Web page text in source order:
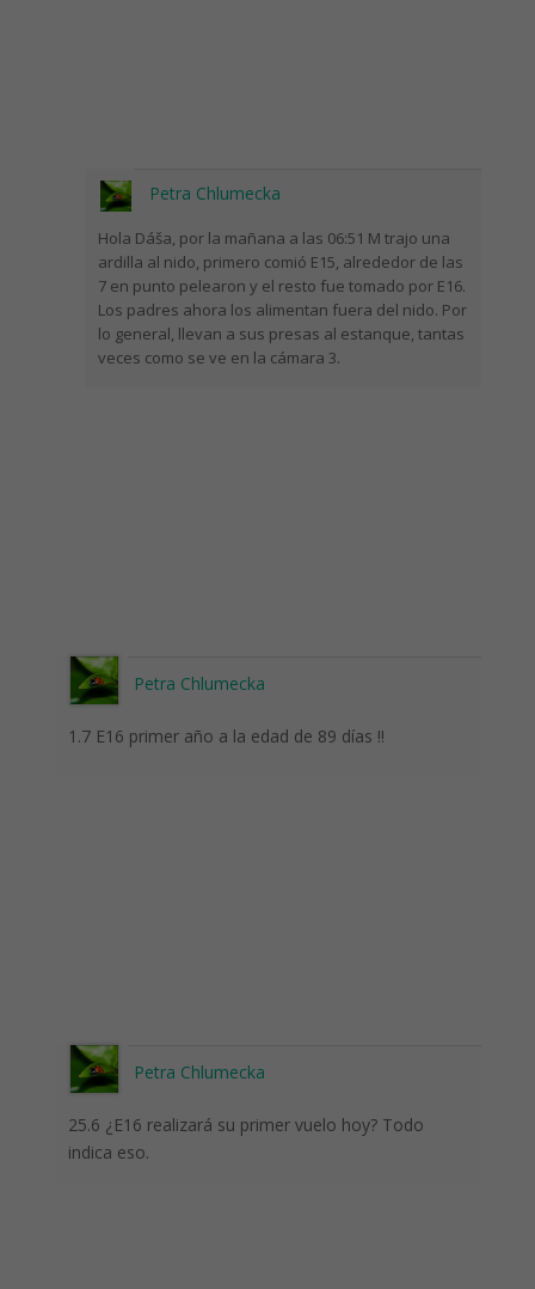
Petra Chlumecka
Hola Dáša, por la mañana a las 06:51 M trajo una
ardilla al nido, primero comió E15, alrededor de las
7 en punto pelearon y el resto fue tomado por E16.
Los padres ahora los alimentan fuera del nido. Por
lo general, llevan a sus presas al estanque, tantas
veces como se ve en la cámara 3.
Petra Chlumecka
1.7 E16 primer año a la edad de 89 días !!
Petra Chlumecka
25.6 ¿E16 realizará su primer vuelo hoy? Todo
indica eso.